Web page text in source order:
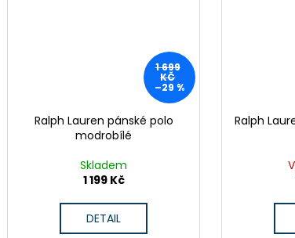
1 699
KČ
–29 %
Ralph Lauren pánské polo
modrobílé
Skladem
1 199 Kč
DETAIL
Ralph